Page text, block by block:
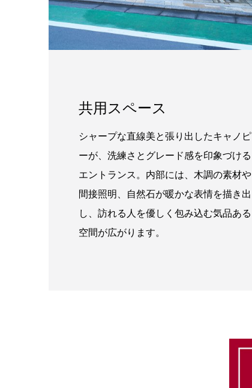
共用スペース
シャープな直線美と張り出したキャノピ
ーが、洗練さとグレード感を印象づける
エントランス。内部には、木調の素材や
間接照明、自然石が暖かな表情を描き出
し、訪れる人を優しく包み込む気品ある
空間が広がります。